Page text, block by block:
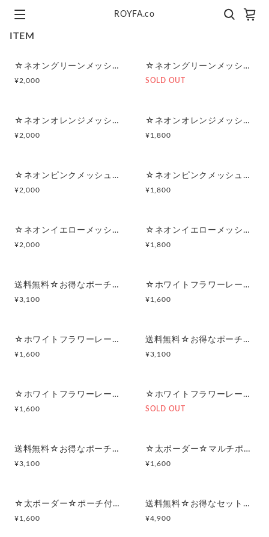
ROYFA.co
ITEM
☆ネオングリーンメッシュ☆マルチポーチ
¥2,000
☆ネオングリーンメッシュ☆ポーチ付きポケットティッシュケース
SOLD OUT
☆ネオンオレンジメッシュ☆マルチポーチ
¥2,000
☆ネオンオレンジメッシュ☆ポーチ付きポケットティッシュケース
¥1,800
☆ネオンピンクメッシュ☆マルチポーチ
¥2,000
☆ネオンピンクメッシュ☆ポーチ付きポケットティッシュケース
¥1,800
☆ネオンイエローメッシュ☆マルチポーチ
¥2,000
☆ネオンイエローメッシュ☆ポーチ付きポケットティッシュケース
¥1,800
送料無料☆お得なポーチセット☆ホワイトフラワーレース×ピンク
¥3,100
☆ホワイトフラワーレース×ピンク☆マルチポーチ
¥1,600
☆ホワイトフラワーレース×ピンク☆ポーチ付きポケットティッシュケース
¥1,600
送料無料☆お得なポーチセット☆ホワイトフラワーレース×アイスブルー
¥3,100
☆ホワイトフラワーレース×アイスブルー☆マルチポーチ
¥1,600
☆ホワイトフラワーレース×アイスブルー☆ポーチ付きポケットティッシュケース
SOLD OUT
送料無料☆お得なポーチセット ☆太ボーダー☆
¥3,100
☆太ボーダー☆マルチポーチ
¥1,600
☆太ボーダー☆ポーチ付きポケットティッシュケース
¥1,600
送料無料☆お得なセット☆空色オーガンジー☆シンプルフラット&スクエアポーチ
¥4,900